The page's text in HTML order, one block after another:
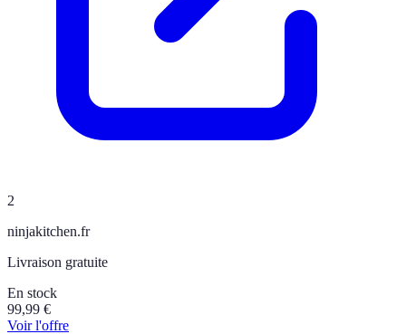
2
ninjakitchen.fr
Livraison gratuite
En stock
99,99 €
Voir l'offre